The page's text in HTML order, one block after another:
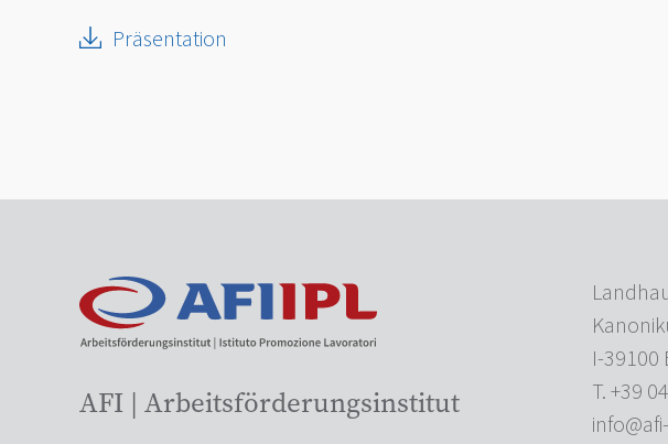
Präsentation
AFI | Arbeitsförderungsinstitut
I-39100
T. +39